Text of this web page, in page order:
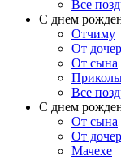
Все
C днем
Отчиму
От
От сына
Все
С днем
От сына
От
Мачехе